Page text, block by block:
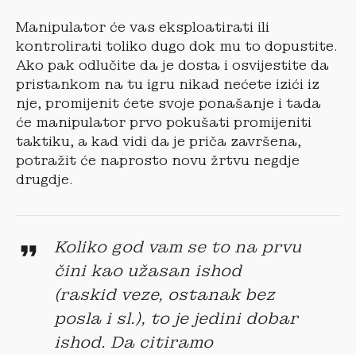
Manipulator će vas eksploatirati ili
kontrolirati toliko dugo dok mu to dopustite.
Ako pak odlučite da je dosta i osvijestite da
pristankom na tu igru nikad nećete izići iz
nje, promijenit ćete svoje ponašanje i tada
će manipulator prvo pokušati promijeniti
taktiku, a kad vidi da je priča završena,
potražit će naprosto novu žrtvu negdje
drugdje.
Koliko god vam se to na prvu
čini kao užasan ishod
(raskid veze, ostanak bez
posla i sl.), to je jedini dobar
ishod. Da citiramo